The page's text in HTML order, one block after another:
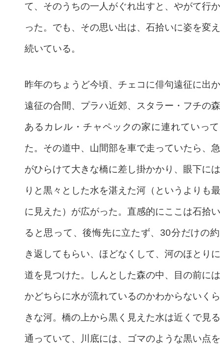
て、そのうちの一人がぐれ出すと、やがて行
った。でも、その思い出は、石拾いに姿を変
続いている。
昨年のちょうど今頃、チェコに俳句遠征に出
遠征の合間、プラハ近郊、スタラー・フチの
あるカレル・チャペックの家に連れていっ
た。その道中、山間部を車で走っていたら、
がひらけて大きな橋に差し掛かかり、眼下に
りと黒々とした水を湛えた河（というよりも
に見えた）が広がった。直感的にここは石拾
ると思って、後悔先に立たず、30分だけの
き返してもらい、ほどなくして、河のほとり
道を見つけた。しんとした森の中、目の前に
かどちらに水が流れているのかわからないく
きな河。橋の上から黒く見えた水は近くで見
通っていて、川底には、ゴマのような黒い点